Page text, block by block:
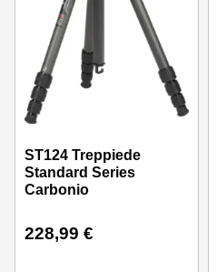
ST124 Treppiede
Standard Series
Carbonio
228,99 €